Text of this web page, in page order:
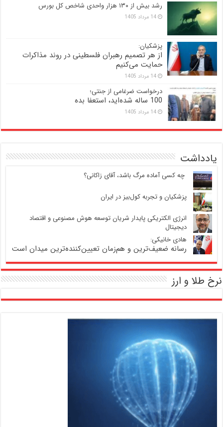
رشد بیش از ۱۳۰ هزار واحدی شاخص کل بورس
14 مرداد 1405
پزشکیان:
از هر تصمیم رهبران فلسطینی در روند مذاکرات
حمایت می‌کنیم
14 مرداد 1405
درخواست ضرغامی از جنتی؛
100 ساله شده‌اید، استعفا بده
14 مرداد 1405
یادداشت
‍ چه کسی آماده مرگ باشد، آقای زاکانی؟
پزشکیان و تجربه کول‌بیز در ایران
انرژی الکتریکی پایدار شریان توسعه هوش مصنوعی و اقتصاد
دیجیتال
هادی خانیکی:
رسانه ضعیف‌ترین و هم‌زمان تعیین‌کننده‌ترین میدان است
نرخ طلا و ارز